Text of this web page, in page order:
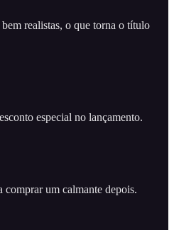
realistas, o que torna o título
especial no lançamento.
um calmante depois.